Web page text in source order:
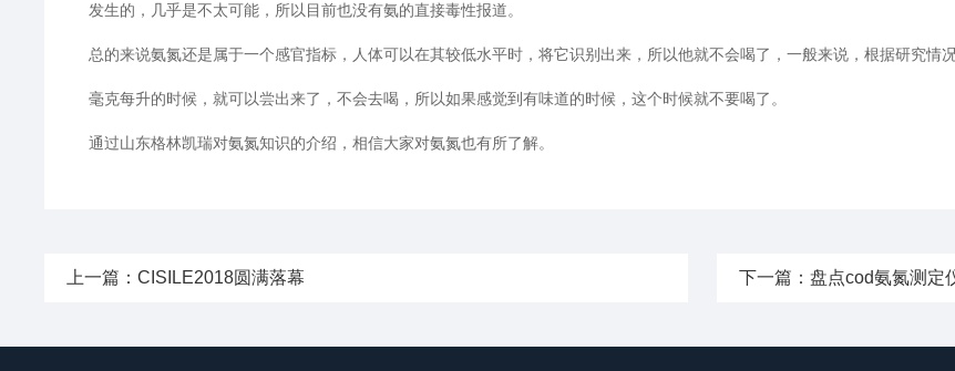
发生的，几乎是不太可能，所以目前也没有氨的直接毒性报道。
总的来说氨氮还是属于一个感官指标，人体可以在其较低水平时，将它识别出来，所以他就不会喝了，一般来说，根据研究
毫克每升的时候，就可以尝出来了，不会去喝，所以如果感觉到有味道的时候，这个时候就不要喝了。
通过山东格林凯瑞对氨氮知识的介绍，相信大家对氨氮也有所了解。
上一篇： CISILE2018圆满落幕 下一篇： 盘点cod氨氮测定